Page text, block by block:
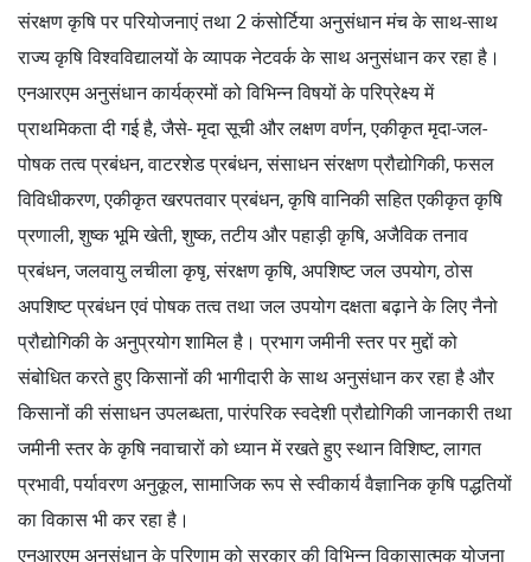
संरक्षण कृषि पर परियोजनाएं तथा 2 कंसोर्टिया अनुसंधान मंच के साथ-साथ
राज्य कृषि विश्वविद्यालयों के व्यापक नेटवर्क के साथ अनुसंधान कर रहा है।
एनआरएम अनुसंधान कार्यक्रमों को विभिन्न विषयों के परिप्रेक्ष्य में
प्राथमिकता दी गई है, जैसे- मृदा सूची और लक्षण वर्णन, एकीकृत मृदा-जल-
पोषक तत्व प्रबंधन, वाटरशेड प्रबंधन, संसाधन संरक्षण प्रौद्योगिकी, फसल
विविधीकरण, एकीकृत खरपतवार प्रबंधन, कृषि वानिकी सहित एकीकृत कृषि
प्रणाली, शुष्क भूमि खेती, शुष्क, तटीय और पहाड़ी कृषि, अजैविक तनाव
प्रबंधन, जलवायु लचीला कृषृ, संरक्षण कृषि, अपशिष्ट जल उपयोग, ठोस
अपशिष्ट प्रबंधन एवं पोषक तत्व तथा जल उपयोग दक्षता बढ़ाने के लिए नैनो
प्रौद्योगिकी के अनुप्रयोग शामिल है। प्रभाग जमीनी स्तर पर मुद्दों को
संबोधित करते हुए किसानों की भागीदारी के साथ अनुसंधान कर रहा है और
किसानों की संसाधन उपलब्धता, पारंपरिक स्वदेशी प्रौद्योगिकी जानकारी तथा
जमीनी स्तर के कृषि नवाचारों को ध्यान में रखते हुए स्थान विशिष्ट, लागत
प्रभावी, पर्यावरण अनुकूल, सामाजिक रूप से स्वीकार्य वैज्ञानिक कृषि पद्धतियों
का विकास भी कर रहा है।
एनआरएम अनुसंधान के परिणाम को सरकार की विभिन्न विकासात्मक योजना